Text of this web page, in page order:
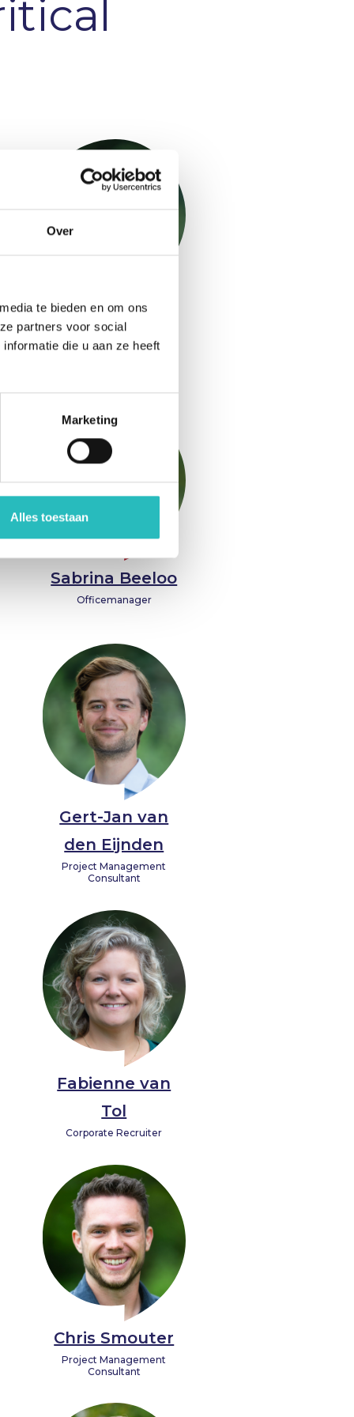
Over
te bieden en om ons
partners voor social
die u aan ze heeft
Marketing
Alles toestaan
Niels Mani
Project Performance and
Planning Consultant &
Sabrina Beeloo
Officemanager
Gert-Jan van
den Eijnden
Project Management
Consultant
Fabienne van
Tol
Corporate Recruiter
Chris Smouter
Project Management
Consultant